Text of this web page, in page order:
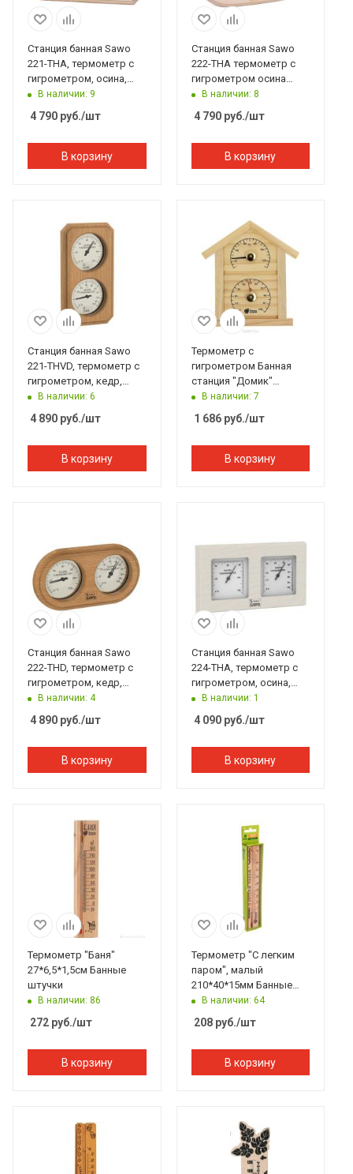
Станция банная Sawo
221-THA, термометр с
гигрометром, осина,
140*225 мм
В наличии: 9
4 790 руб./шт
В корзину
Станция банная Sawo
222-THA термометр с
гигрометром осина
250*30*135 мм
В наличии: 8
4 790руб./шт
В корзину
Станция банная Sawo
221-THVD, термометр с
гигрометром, кедр,
140*225 мм
В наличии: 6
4 890 руб./шт
В корзину
Термометр с
гигрометром Банная
станция "Домик"
23,6*22*1,9 см Банные
В наличии: 7
1 686руб./шт
В корзину
Станция банная Sawo
222-THD, термометр с
гигрометром, кедр,
140*225 мм
В наличии: 4
4 890 руб./шт
В корзину
Станция банная Sawo
224-THA, термометр с
гигрометром, осина,
255*140 мм
В наличии: 1
4 090руб./шт
В корзину
Термометр "Баня"
27*6,5*1,5см Банные
штучки
В наличии: 86
272 руб./шт
В корзину
Термометр "С легким
паром", малый
210*40*15мм Банные
штучки
В наличии: 64
208руб./шт
В корзину